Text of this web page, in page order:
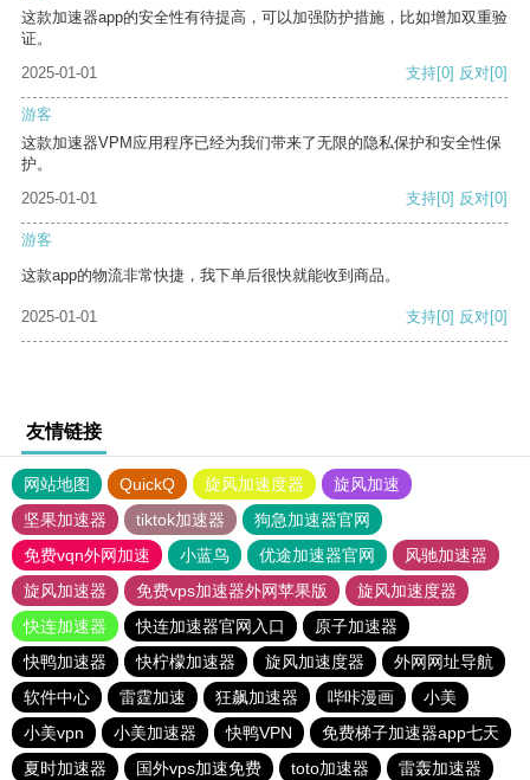
这款加速器app的安全性有待提高，可以加强防护措施，比如增加双重验
证。
2025-01-01
支持[0] 反对[0]
游客
这款加速器VPM应用程序已经为我们带来了无限的隐私保护和安全性保
护。
2025-01-01
支持[0] 反对[0]
游客
这款app的物流非常快捷，我下单后很快就能收到商品。
2025-01-01 支持[0] 反对[0]
友情链接
网站地图 QuickQ 旋风加速度器
旋风加速
坚果加速器
tiktok加速器
狗急加速器官网
免费vqn外网加速
小蓝鸟 优途加速器官网
风驰加速器
旋风加速器
免费vps加速器外网苹果版
旋风加速度器
快连加速器
快连加速器官网入口
原子加速器
快鸭加速器
快柠檬加速器 旋风加速度器
外网网址导航
软件中心
雷霆加速 狂飙加速器 哔咔漫画
小美
小美vpn
小美加速器 快鸭VPN
免费梯子加速器app七天
夏时加速器
国外vps加速免费 toto加速器
雷轰加速器